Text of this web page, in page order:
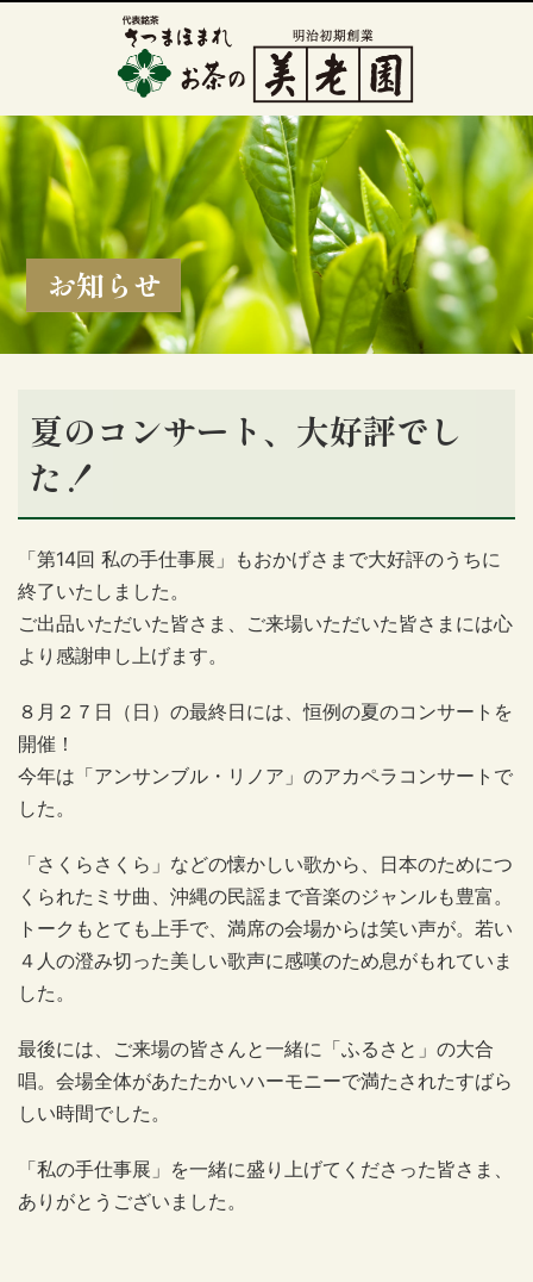
お知らせ
夏のコンサート、大好評でし
た！
「第14回 私の手仕事展」もおかげさまで大好評のうちに
終了いたしました。
ご出品いただいた皆さま、ご来場いただいた皆さまには心
より感謝申し上げます。
８月２７日（日）の最終日には、恒例の夏のコンサートを
開催！
今年は「アンサンブル・リノア」のアカペラコンサートで
した。
「さくらさくら」などの懐かしい歌から、日本のためにつ
くられたミサ曲、沖縄の民謡まで音楽のジャンルも豊富。
トークもとても上手で、満席の会場からは笑い声が。若い
４人の澄み切った美しい歌声に感嘆のため息がもれていま
した。
最後には、ご来場の皆さんと一緒に「ふるさと」の大合
唱。会場全体があたたかいハーモニーで満たされたすばら
しい時間でした。
「私の手仕事展」を一緒に盛り上げてくださった皆さま、
ありがとうございました。